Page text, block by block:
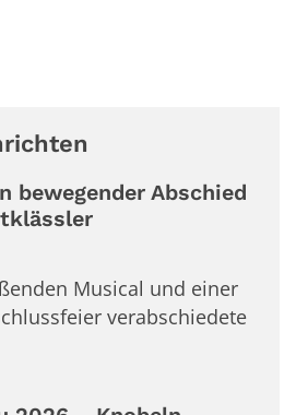
bewegender Abschied
Musical und einer
verabschiedete